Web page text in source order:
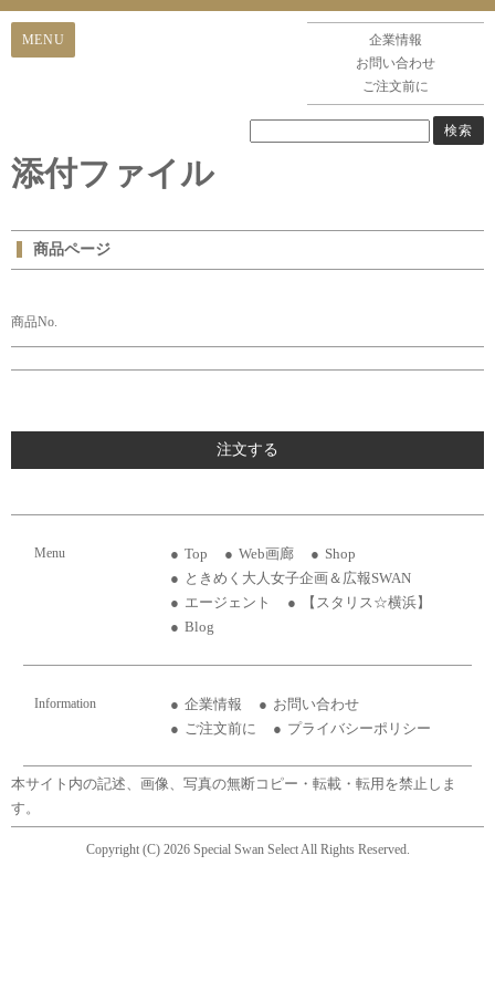
企業情報
お問い合わせ
ご注文前に
添付ファイル
商品ページ
商品No.
注文する
Menu Top Web画廊
Shop
ときめく大人女子企画＆広報SWAN
エージェント
【スタリス☆横浜】
Blog
Information 企業情報
お問い合わせ
ご注文前に
プライバシーポリシー
本サイト内の記述、画像、写真の無断コピー・転載・転用を禁止しま
す。
Copyright (C) 2026 Special Swan Select All Rights Reserved.